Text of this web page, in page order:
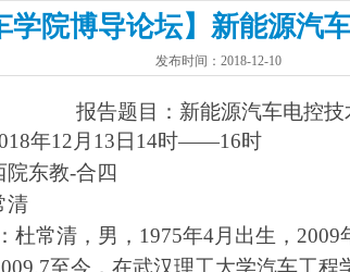
学院博导论坛】新能源汽
发布时间： 2018-12-10
报告题目：新能源汽车电控技
年12月 13 日 14时——16时
东教-合四
杜常清，男， 1975年4月 出生， 2009
至今，在武汉理工大学汽车工程